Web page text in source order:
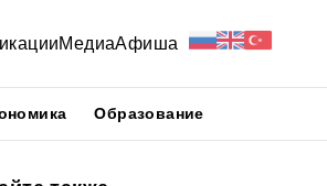
МедиаАфиша
Образование